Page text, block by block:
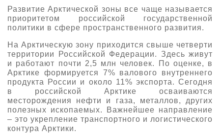
О выставке
Партнеры выставки
Даты будущих выставок
Документы
Контакты
Для участников
Заявка на участие
Заочное участие
Прилет на выставку
Основные требования МВЦ «Крокус Экспо»
Для посетителей
Место проведения HeliRussia
Схема проезда
Правила доступа и пребывания Крокус Экспо
Для СМИ
Аккредитация прессы
Условия инфопартнёрства
Положение об аккредитации
Архив
Развитие Арктической зоны все чаще называется
приоритетом российской государственной
политики в сфере пространственного развития.
На Арктическую зону приходится свыше четверти
территории Российской Федерации. Здесь живут
и работают почти 2,5 млн человек. По оценке, в
Арктике формируется 7% валового внутреннего
продукта России и около 11% экспорта. Сегодня
в российской Арктике осваиваются
месторождения нефти и газа, металлов, других
полезных ископаемых. Важнейшее направление
– это укрепление транспортного и логистического
контура Арктики.